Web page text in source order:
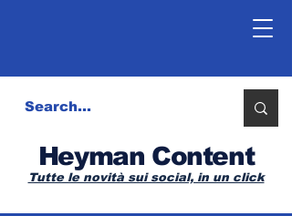
Heyman Content
Tutte le novità sui social, in un click